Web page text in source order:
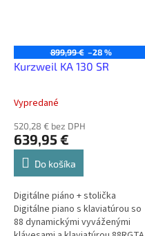
899,99 € –28 %
Kurzweil KA 130 SR
Vypredané
520,28 € bez DPH
639,95 €
Do košíka
Digitálne piáno + stolička
Digitálne piano s klaviatúrou so
88 dynamickými vyváženými